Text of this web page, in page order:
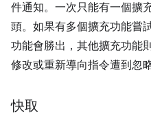
件通知。一次只能有一個擴
頭。如果有多個擴充功能嘗
功能會勝出，其他擴充功能
修改或重新導向指令遭到忽
快取